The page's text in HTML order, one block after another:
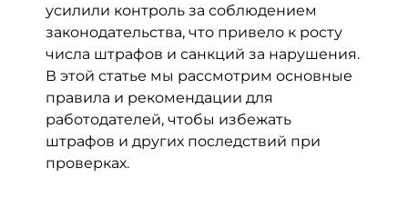
усилили контроль за соблюдением
законодательства, что привело к росту
числа штрафов и санкций за нарушения.
В этой статье мы рассмотрим основные
правила и рекомендации для
работодателей, чтобы избежать
штрафов и других последствий при
проверках.